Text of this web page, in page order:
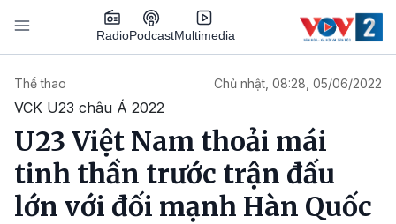
Nhảy đến nội dung
RadioPodcastMultimedia
Thể thao Chủ nhật, 08:28, 05/06/2022
VCK U23 châu Á 2022
U23 Việt Nam thoải mái
tinh thần trước trận đấu
lớn với đối mạnh Hàn Quốc